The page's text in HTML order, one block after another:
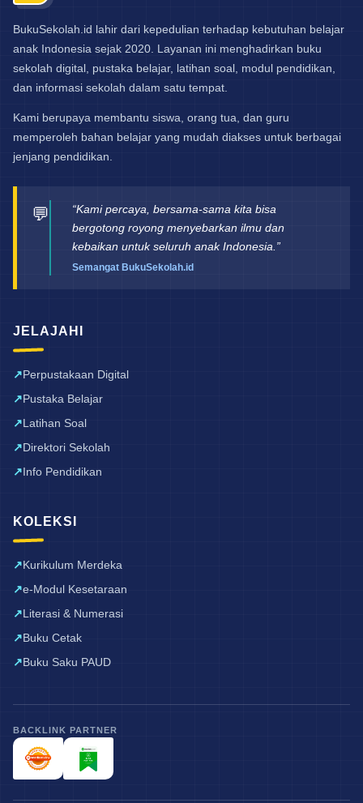
BukuSekolah.id lahir dari kepedulian terhadap kebutuhan belajar
anak Indonesia sejak 2020. Layanan ini menghadirkan buku
sekolah digital, pustaka belajar, latihan soal, modul pendidikan,
dan informasi sekolah dalam satu tempat.
Kami berupaya membantu siswa, orang tua, dan guru
memperoleh bahan belajar yang mudah diakses untuk berbagai
jenjang pendidikan.
💬
“Kami percaya, bersama-sama kita bisa
bergotong royong menyebarkan ilmu dan
kebaikan untuk seluruh anak Indonesia.”
Semangat BukuSekolah.id
JELAJAHI
Perpustakaan Digital
Pustaka Belajar
Latihan Soal
Direktori Sekolah
Info Pendidikan
KOLEKSI
Kurikulum Merdeka
e-Modul Kesetaraan
Literasi & Numerasi
Buku Cetak
Buku Saku PAUD
BACKLINK PARTNER